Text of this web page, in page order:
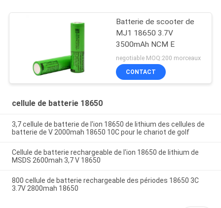
Batterie de scooter de
MJ1 18650 3.7V
3500mAh NCM E
negotiable MOQ:200 morceaux
CONTACT
cellule de batterie 18650
3,7 cellule de batterie de l'ion 18650 de lithium des cellules de
batterie de V 2000mah 18650 10C pour le chariot de golf
Cellule de batterie rechargeable de l'ion 18650 de lithium de
MSDS 2600mah 3,7 V 18650
800 cellule de batterie rechargeable des périodes 18650 3C
3.7V 2800mah 18650